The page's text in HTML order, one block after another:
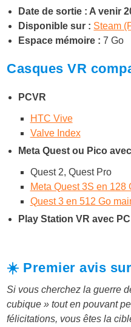
Date de sortie : A venir
Disponible sur : Steam
Espace mémoire : 7 Go
Casques VR
PCVR
HTC Vive
Valve Index
Meta Quest ou Pico
Quest 2, Quest Pro
Meta Quest 3S en 128
Quest 3 en 512 Go
Play Station VR avec
☀️ Premier avis
Si vous cherchez la guerre
cubique » tout en pouvant
félicitations, vous êtes la